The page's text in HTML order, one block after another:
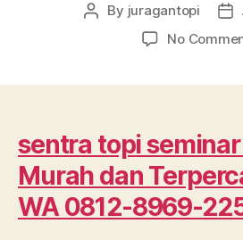
Post
By juragantopi
No
sentra topi
Murah dan
WA 0812-8969-